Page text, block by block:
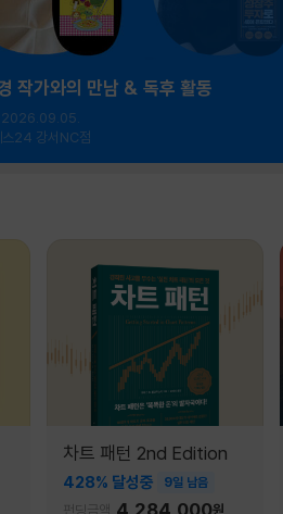
경 작가와의 만남 & 독후 활동
2026.09.05.
스24 강서NC점
차트 패턴 2nd Edition
428% 달성중 9일 남음
펀딩금액 4,284,000원